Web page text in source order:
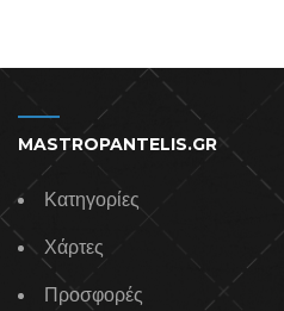
MASTROPANTELIS.GR
Κατηγορίες
Χάρτες
Προσφορές